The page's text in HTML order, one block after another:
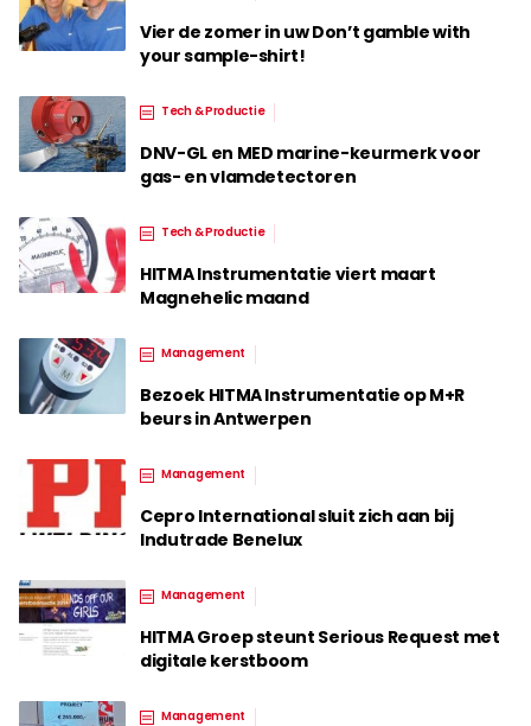
Vier de zomer in uw Don’t gamble with
your sample-shirt!
Tech & Productie
DNV-GL en MED marine-keurmerk voor
gas- en vlamdetectoren
Tech & Productie
HITMA Instrumentatie viert maart
Magnehelic maand
Management
Bezoek HITMA Instrumentatie op M+R
beurs in Antwerpen
Management
Cepro International sluit zich aan bij
Indutrade Benelux
Management
HITMA Groep steunt Serious Request met
digitale kerstboom
Management